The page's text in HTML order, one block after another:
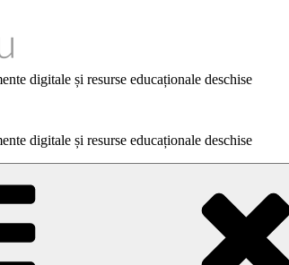
digitale și resurse educaționale deschise
digitale și resurse educaționale deschise